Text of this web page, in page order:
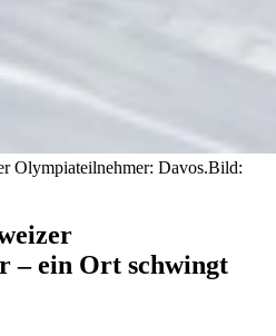
Olympiateilnehmer: Davos.Bild:
– ein Ort schwingt